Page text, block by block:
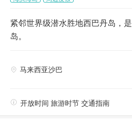
紧邻世界级潜水胜地西巴丹岛，
岛。
 马来西亚沙巴
 开放时间 旅游时节 交通指南